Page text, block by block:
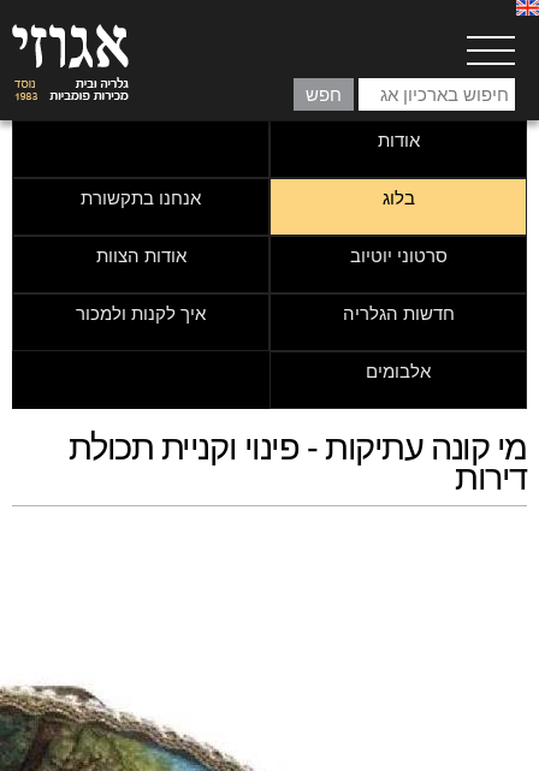
אודות
בלוג אנחנו בתקשורת
סרטוני יוטיוב אודות הצוות
חדשות הגלריה איך לקנות ולמכור
אלבומים
מי קונה עתיקות - פינוי וקניית תכולת
דירות